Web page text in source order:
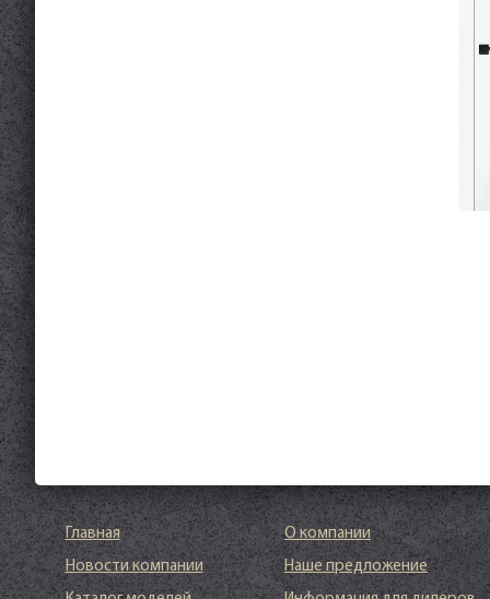
Главная
О компании
Новости компании
Наше предложение